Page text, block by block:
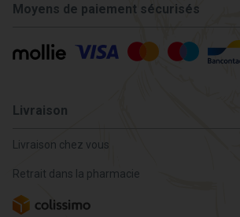
Moyens de paiement sécurisés
Livraison
Livraison chez vous
Retrait dans la pharmacie